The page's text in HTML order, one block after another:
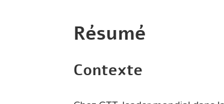
Résumé
Contexte